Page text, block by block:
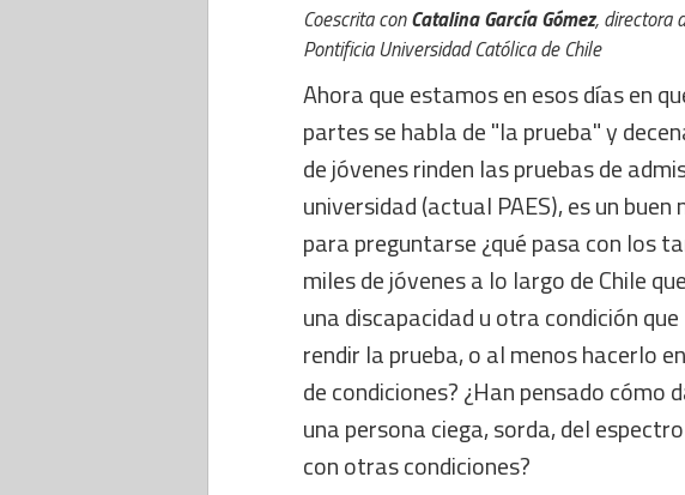
Coescrita conCatalina García Gómez, directora
Pontificia Universidad Católica de Chile
Ahora que estamos en esos días en
partes se habla de "la prueba" y
de jóvenes rinden las pruebas de
universidad (actual PAES), es un
para preguntarse ¿qué pasa con los
miles de jóvenes a lo largo de Chile
una discapacidad u otra condición
rendir la prueba, o al menos hacerlo
de condiciones? ¿Han pensado cómo
una persona ciega, sorda, del
con otras condiciones?